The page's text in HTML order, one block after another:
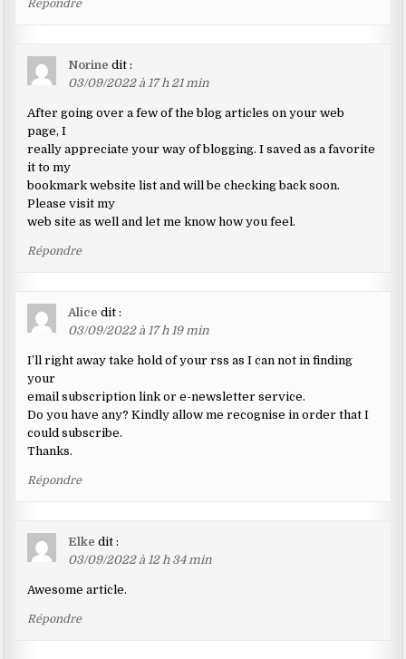
Répondre
Norine dit :
03/09/2022 à 17 h 21 min
After going over a few of the blog articles on your web
page, I
really appreciate your way of blogging. I saved as a favorite
it to my
bookmark website list and will be checking back soon.
Please visit my
web site as well and let me know how you feel.
Répondre
Alice dit :
03/09/2022 à 17 h 19 min
I’ll right away take hold of your rss as I can not in finding
your
email subscription link or e-newsletter service.
Do you have any? Kindly allow me recognise in order that I
could subscribe.
Thanks.
Répondre
Elke dit :
03/09/2022 à 12 h 34 min
Awesome article.
Répondre